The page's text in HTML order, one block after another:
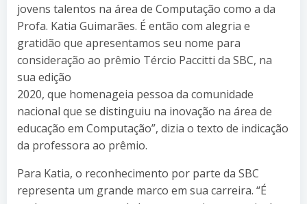
jovens talentos na área de Computação como a da
Profa. Katia Guimarães. É então com alegria e
gratidão que apresentamos seu nome para
consideração ao prêmio Tércio Paccitti da SBC, na
sua edição
2020, que homenageia pessoa da comunidade
nacional que se distinguiu na inovação na área de
educação em Computação”, dizia o texto de indicação
da professora ao prêmio.
Para Katia, o reconhecimento por parte da SBC
representa um grande marco em sua carreira. “É